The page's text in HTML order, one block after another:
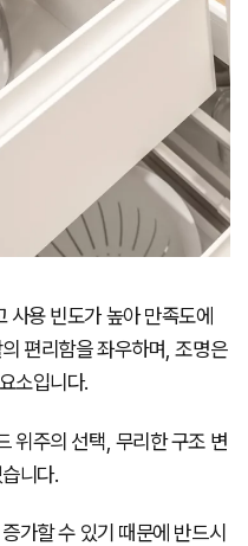
사용 빈도가 높아 만족도에
편리함을 좌우하며, 조명은
소입니다.
위주의 선택, 무리한 구조 변
니다.
가할 수 있기 때문에 반드시